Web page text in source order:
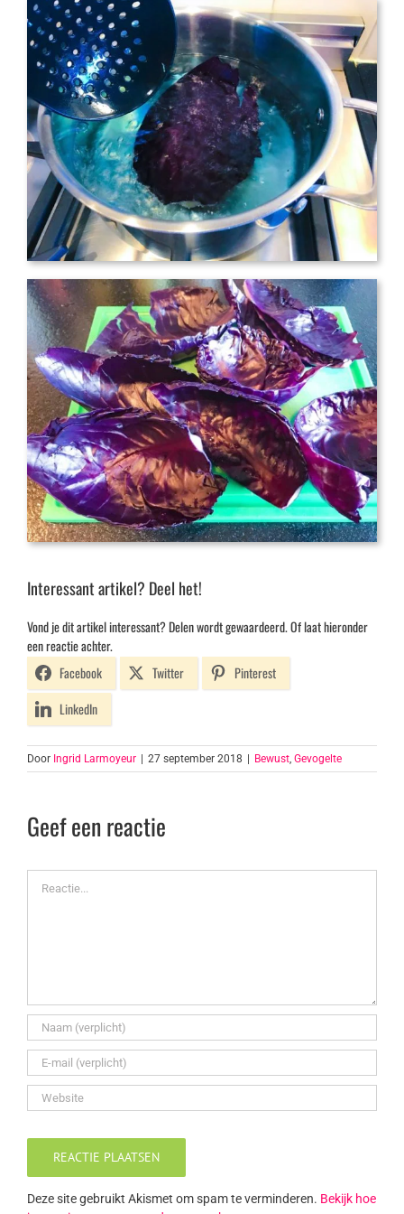
Interessant artikel? Deel het!
Vond je dit artikel interessant? Delen wordt gewaardeerd. Of laat hieronder
een reactie achter.
Facebook
Twitter
Pinterest
LinkedIn
Door Ingrid Larmoyeur 27 september 2018 Bewust, Gevogelte
Geef een reactie
Deze site gebruikt Akismet om spam te verminderen. Bekijk hoe